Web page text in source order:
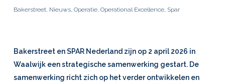
Bakerstreet, Nieuws, Operatie, Operational Excellence, Spar
Bakerstreeten SPAR Nederland zijn op 2 april 2026 in
Waalwijk een strategische samenwerking gestart. De
samenwerking richt zich op het verder ontwikkelen en